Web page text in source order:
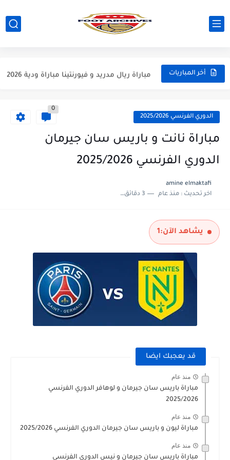
أخر المباريات
مباراة مانشستر يونايتد و اتلتيكو مدريد مباراة ودية 2026
مباراة ريال مدريد و فيورنتينا مباراة ودية 2026
مباراة برشلونة و بيرمنغهام مباراة ودية 2026
مباراة سيلتيك و ميلان مباراة ودية 2026
الدوري الفرنسي 2025/2026
0
مباراة نانت و باريس سان جيرمان
الدوري الفرنسي 2025/2026
amine elmaktafi
اخر تحديث :منذ عام 3 دقائق للقراءة
يشاهد الآن:1
قد يعجبك ايضا
منذ عام
مباراة باريس سان جيرمان و لوهافر الدوري الفرنسي
2025/2026
منذ عام
مباراة ليون و باريس سان جيرمان الدوري الفرنسي 2025/2026
منذ عام
مباراة باريس سان جيرمان و نيس الدوري الفرنسي